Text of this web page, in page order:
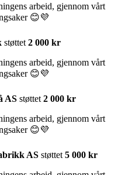
arbeid, gjennom vårt
😊💜
støttet 2 000 kr
arbeid, gjennom vårt
😊💜
AS støttet 2 000 kr
arbeid, gjennom vårt
😊💜
AS støttet 5 000 kr